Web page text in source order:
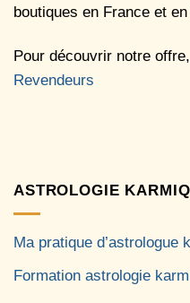
boutiques en France et
Pour découvrir notre
Revendeurs
ASTROLOGIE
Ma pratique d’astrologue
Formation astrologie